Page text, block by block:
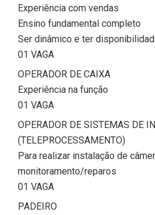
Experiência com vendas
Ensino fundamental completo
Ser dinâmico e ter
01 VAGA
OPERADOR DE CAIXA
Experiência na função
01 VAGA
OPERADOR DE SISTEMAS DE
(TELEPROCESSAMENTO)
Para realizar instalação de
monitoramento/reparos
01 VAGA
PADEIRO